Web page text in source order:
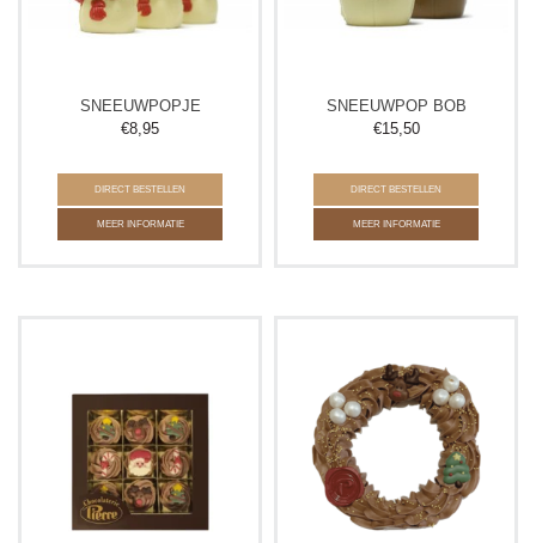
SNEEUWPOPJE
€8,95
DIRECT BESTELLEN
MEER INFORMATIE
SNEEUWPOP BOB
€15,50
DIRECT BESTELLEN
MEER INFORMATIE